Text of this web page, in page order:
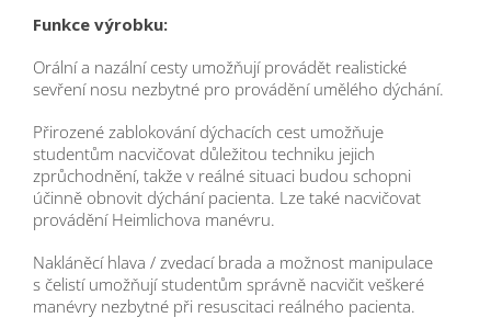
Funkce výrobku:
Orální a nazální cesty umožňují provádět realistické
sevření nosu nezbytné pro provádění umělého dýchání.
Přirozené zablokování dýchacích cest umožňuje
studentům nacvičovat důležitou techniku jejich
zprůchodnění, takže v reálné situaci budou schopni
účinně obnovit dýchání pacienta. Lze také nacvičovat
provádění Heimlichova manévru.
Nakláněcí hlava / zvedací brada a možnost manipulace
s čelistí umožňují studentům správně nacvičit veškeré
manévry nezbytné při resuscitaci reálného pacienta.